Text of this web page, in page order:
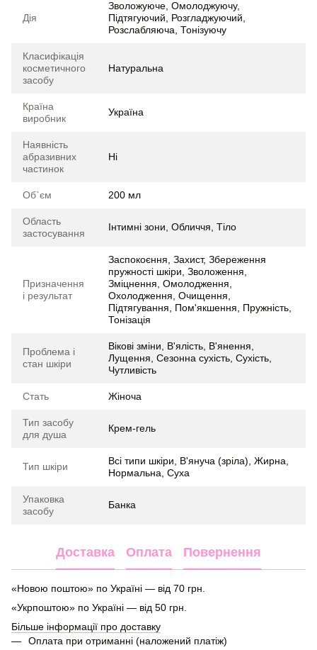
Дія
Зволожуюче, Омолоджуючу,
Підтягуючий, Розгладжуючий,
Розслабляюча, Тонізуючу
Класифікація
косметичного
засобу
Натуральна
Країна
виробник
Україна
Наявність
абразивних
частинок
Ні
Об`єм 200 мл
Область
застосування
Інтимні зони, Обличчя, Тіло
Призначення
і результат
Заспокоєння, Захист, Збереження
пружності шкіри, Зволоження,
Зміцнення, Омолодження,
Охолодження, Очищення,
Підтягування, Пом'якшення, Пружність,
Тонізація
Проблема і
стан шкіри
Вікові зміни, В'ялість, В'янення,
Лущення, Сезонна сухість, Сухість,
Чутливість
Стать Жіноча
Тип засобу
для душа
Крем-гель
Тип шкіри
Всі типи шкіри, В'януча (зріла), Жирна,
Нормальна, Суха
Упаковка
засобу
Банка
Доставка Оплата Повернення
«Новою поштою» по Україні — від 70 грн.
«Укрпоштою» по Україні — від 50 грн.
Більше інформації про доставку
Оплата при отриманні (наложений платіж)